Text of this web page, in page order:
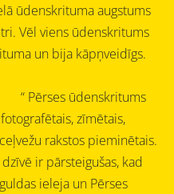
ūdenskrituma augstums
. Vēl viens ūdenskritums
un bija kāpņveidīgs.
“ Pērses ūdenskritums
zīmētais,
rakstos pieminētais.
ir pārsteigušas, kad
ieleja un Pērses